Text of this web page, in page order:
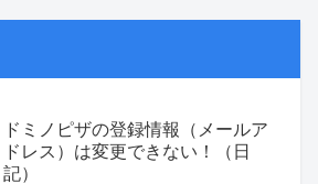
ドミノピザの登録情報（メールア
ドレス）は変更できない！（日
記）